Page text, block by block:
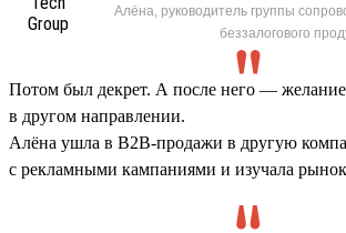
Алёна, руководитель группы
беззалогового
Потом был декрет. А после него — желание
в другом направлении.
Алёна ушла в B2B-продажи в другую
с рекламными кампаниями и изучала